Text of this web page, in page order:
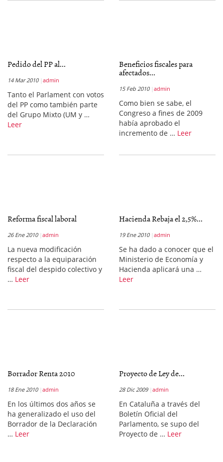
Pedido del PP al...
14 Mar 2010 admin
Tanto el Parlament con votos
del PP como también parte
del Grupo Mixto (UM y …
Leer
Beneficios fiscales para
afectados...
15 Feb 2010 admin
Como bien se sabe, el
Congreso a fines de 2009
había aprobado el
incremento de … Leer
Reforma fiscal laboral
26 Ene 2010 admin
La nueva modificación
respecto a la equiparación
fiscal del despido colectivo y
… Leer
Hacienda Rebaja el 2,5%...
19 Ene 2010 admin
Se ha dado a conocer que el
Ministerio de Economía y
Hacienda aplicará una …
Leer
Borrador Renta 2010
18 Ene 2010 admin
En los últimos dos años se
ha generalizado el uso del
Borrador de la Declaración
… Leer
Proyecto de Ley de...
28 Dic 2009 admin
En Cataluña a través del
Boletín Oficial del
Parlamento, se supo del
Proyecto de … Leer